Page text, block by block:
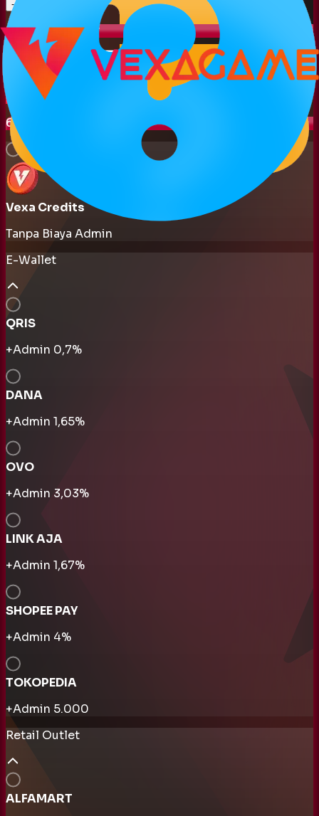
-
5. Kode Voucher
Pakai
Join Whatsapp Channel untuk mendapatkan kode promo lainnya
6. Metode Pembayaran
Vexa Credits
Tanpa Biaya Admin
E-Wallet
QRIS
+Admin 0,7%
DANA
+Admin 1,65%
OVO
+Admin 3,03%
LINK AJA
+Admin 1,67%
SHOPEE PAY
+Admin 4%
TOKOPEDIA
+Admin 5.000
Retail Outlet
ALFAMART